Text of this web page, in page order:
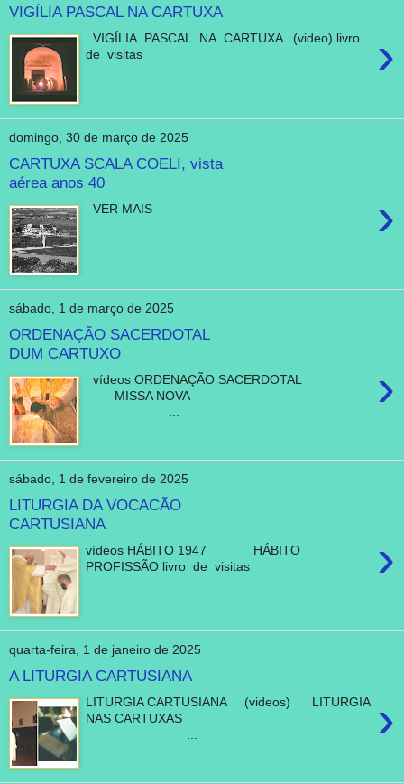
VIGÍLIA PASCAL NA CARTUXA
›
VIGÍLIA PASCAL NA CARTUXA (video) livro
de visitas
domingo, 30 de março de 2025
CARTUXA SCALA COELI, vista
aérea anos 40
›
VER MAIS
sábado, 1 de março de 2025
ORDENAÇÃO SACERDOTAL
DUM CARTUXO
›
vídeos ORDENAÇÃO SACERDOTAL
MISSA NOVA
sábado, 1 de fevereiro de 2025
LITURGIA DA VOCACÃO
CARTUSIANA
›
vídeos HÁBITO 1947 HÁBITO
PROFISSÃO livro de visitas
quarta-feira, 1 de janeiro de 2025
A LITURGIA CARTUSIANA
›
LITURGIA CARTUSIANA (videos) LITURGIA
NAS CARTUXAS